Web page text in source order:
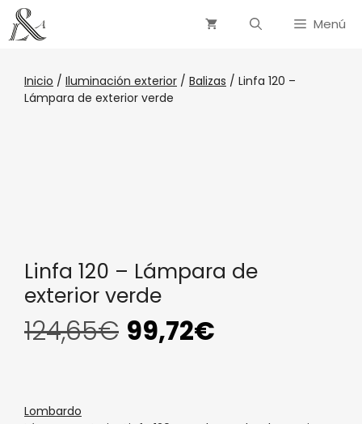
Menú
Inicio / Iluminación exterior / Balizas / Linfa 120 –
Lámpara de exterior verde
Linfa 120 – Lámpara de
exterior verde
124,65€ 99,72€
Lombardo